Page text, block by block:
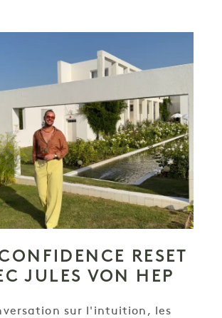
RESET
JULES VON HEP
sur l'intuition, les